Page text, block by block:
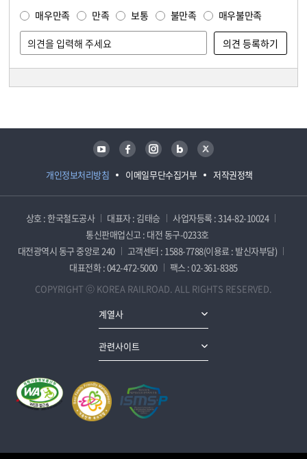
매우만족 만족 보통 불만족 매우불만족
개인정보처리방침 이메일무단수집거부 저작권정책
유튜브 페이스북 인스타그램 블로그 트위터
상호 : 한국철도공사 대표자 : 김태승
사업자등록 : 314-82-10024
통신판매업신고 : 대전 동구-0233호
대전광역시 동구 중앙로 240
고객센터 : 1588-7788(이용료 : 발신자부담)
대표전화 : 042-472-5000
팩스 : 02-361-8385
COPYRIGHT ⓒ KOREA RAILROAD. ALL RIGHTS RESERVED.
계열사
관련사이트